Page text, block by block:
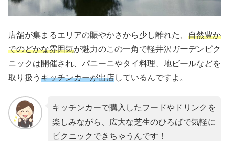
店舗が集まるエリアの賑やかさから少し離れた、 自然豊か
でのどかな雰囲気が魅力のこの一角で軽井沢ガーデンピク
ニックは開催され、パニーニやタイ料理、地ビールなどを
取り扱う キッチンカーが出店しているんですよ。
キッチンカーで購入したフードやドリンクを
楽しみながら、広大な芝生のひろばで気軽に
ピクニックできちゃうんです！